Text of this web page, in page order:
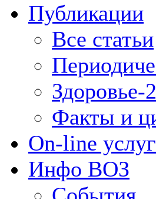
Публикации
Все статьи
Здоровье-
Факты и
On-line
Инфо ВОЗ